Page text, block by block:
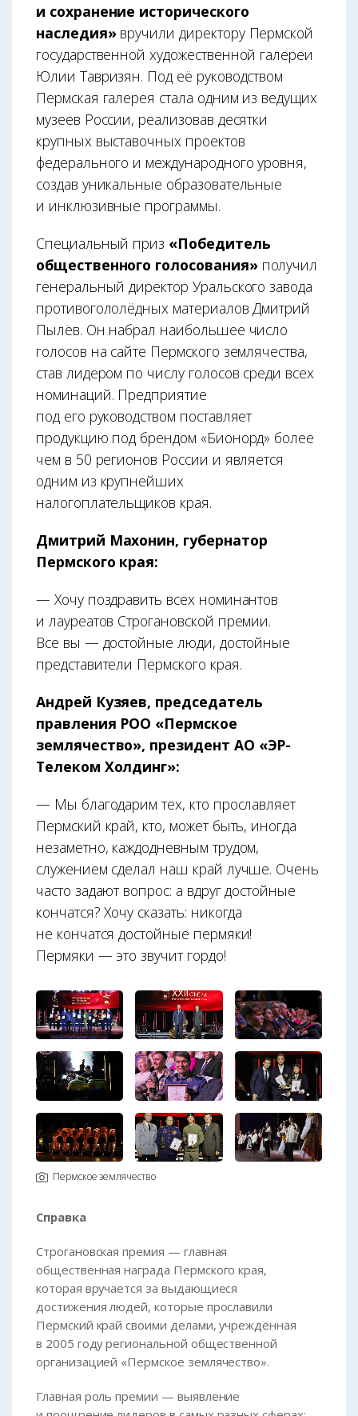
и сохранение исторического
наследия» вручили директору Пермской
государственной художественной галереи
Юлии Тавризян. Под её руководством
Пермская галерея стала одним из ведущих
музеев России, реализовав десятки
крупных выставочных проектов
федерального и международного уровня,
создав уникальные образовательные
и инклюзивные программы.
Специальный приз «Победитель
общественного голосования» получил
генеральный директор Уральского завода
противогололёдных материалов Дмитрий
Пылёв. Он набрал наибольшее число
голосов на сайте Пермского землячества,
став лидером по числу голосов среди всех
номинаций. Предприятие
под его руководством поставляет
продукцию под брендом «Бионорд» более
чем в 50 регионов России и является
одним из крупнейших
налогоплательщиков края.
Дмитрий Махонин, губернатор
Пермского края:
— Хочу поздравить всех номинантов
и лауреатов Строгановской премии.
Все вы — достойные люди, достойные
представители Пермского края.
Андрей Кузяев, председатель
правления РОО «Пермское
землячество», президент АО «ЭР-
Телеком Холдинг»:
— Мы благодарим тех, кто прославляет
Пермский край, кто, может быть, иногда
незаметно, каждодневным трудом,
служением сделал наш край лучше. Очень
часто задают вопрос: а вдруг достойные
кончатся? Хочу сказать: никогда
не кончатся достойные пермяки!
Пермяки — это звучит гордо!
Пермское землячество
Справка
Строгановская премия — главная
общественная награда Пермского края,
которая вручается за выдающиеся
достижения людей, которые прославили
Пермский край своими делами, учреждённая
в 2005 году региональной общественной
организацией «Пермское землячество».
Главная роль премии — выявление